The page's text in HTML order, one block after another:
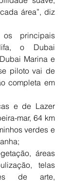
área”, diz
principais
o Dubai
Marina e
piloto vai de
completa em
e de Lazer
mar, 64 km
verdes e
áreas
telas
de arte,